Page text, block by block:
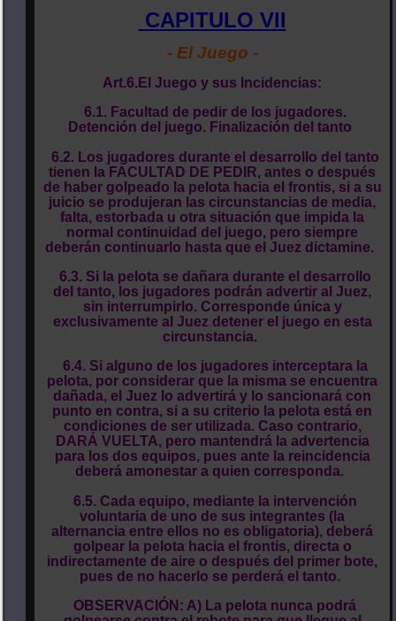
CAPITULO VII
- El Juego -
Art.6.El Juego y sus Incidencias:
6.1. Facultad de pedir de los jugadores.
Detención del juego. Finalización del tanto
6.2. Los jugadores durante el desarrollo del tanto
tienen la FACULTAD DE PEDIR, antes o después
de haber golpeado la pelota hacia el frontis, si a su
juicio se produjeran las circunstancias de media,
falta, estorbada u otra situación que impida la
normal continuidad del juego, pero siempre
deberán continuarlo hasta que el Juez dictamine.
6.3. Si la pelota se dañara durante el desarrollo
del tanto, los jugadores podrán advertir al Juez,
sin interrumpirlo. Corresponde única y
exclusivamente al Juez detener el juego en esta
circunstancia.
6.4. Si alguno de los jugadores interceptara la
pelota, por considerar que la misma se encuentra
dañada, el Juez lo advertirá y lo sancionará con
punto en contra, si a su criterio la pelota está en
condiciones de ser utilizada. Caso contrario,
DARÁ VUELTA, pero mantendrá la advertencia
para los dos equipos, pues ante la reincidencia
deberá amonestar a quien corresponda.
6.5. Cada equipo, mediante la intervención
voluntaria de uno de sus integrantes (la
alternancia entre ellos no es obligatoria), deberá
golpear la pelota hacia el frontis, directa o
indirectamente de aire o después del primer bote,
pues de no hacerlo se perderá el tanto.
OBSERVACIÓN: A) La pelota nunca podrá